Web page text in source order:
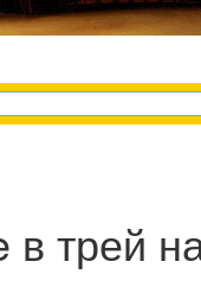
в трей